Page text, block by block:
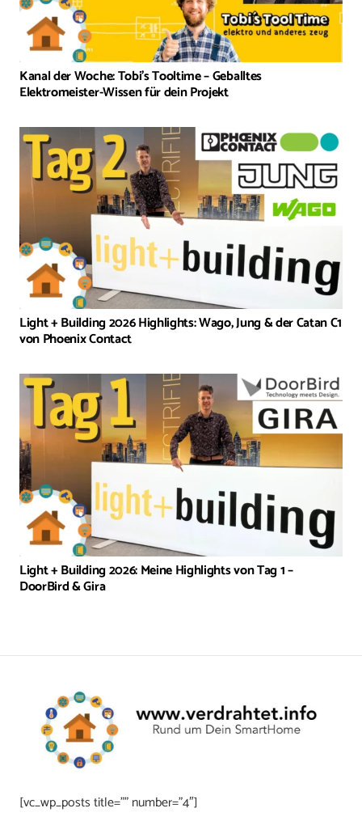
Kanal der Woche: Tobi’s Tooltime – Geballtes
Elektromeister-Wissen für dein Projekt
Light + Building 2026 Highlights: Wago, Jung & der Catan C1
von Phoenix Contact
Light + Building 2026: Meine Highlights von Tag 1 –
DoorBird & Gira
[vc_wp_posts title=”” number=”4″]